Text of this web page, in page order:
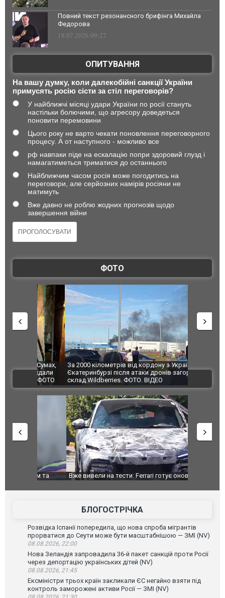
Повний текст резонансного брифінга Михайла
Федорова
18.07.2026 09:27
ОПИТУВАННЯ
На вашу думку, коли далекобійні санкції України
примусять росію сісти за стіл переговорів?
У найближчі місяці удари України по росії стануть
настільки болючими, що агресору доведеться
поновити перемовини
Цього року не варто чекати поновлення переговорного
процесу. А от наступного - можливо все
рф навпаки піде на ескалацію попри здоровий глузд і
намагатиметься триматися до останнього
Найближчим часом росія може погодитись на
переговори, але серйозних намірів росіяни не
матимуть
Вже давно не роблю жодних прогнозів щодо
завершення війни
ФОТО
За 2000 кілометрів від кордону з Україною: в
Єкатеринбурзі після атаки дронів загорівся
склад Wildberries. ФОТО. ВІДЕО
"Мої
ВІДЕО
Вже вивели на тести: Ferrari готує оновлення
Вийшов
фільму
БЛОГОСТРІЧКА
Розвідка Іспанії попередила, що нова спроба мігрантів
прорватися до Сеути може бути масштабнішою — ЗМІ (NV)
08.08.2026, 22:00
Нова Зеландія запровадила 36-й пакет санкцій проти Росії
через депортацію українських дітей (NV)
08.08.2026, 21:45
Ексміністри трьох країн закликали ЄС негайно взяти під
контроль заморожені активи Росії — ЗМІ (NV)